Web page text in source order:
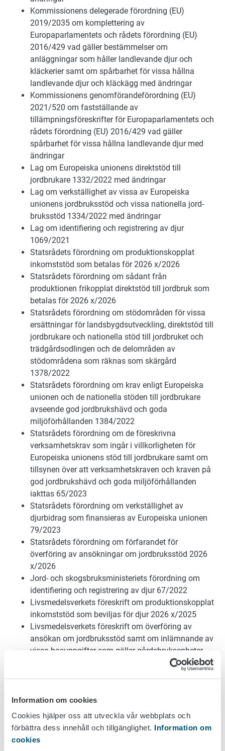
Information om cookies
Cookies hjälper oss att utveckla vår webbplats och
förbättra dess innehåll och tillgänglighet. Information om
cookies
Kommissionens delegerade förordning (EU)
2019/2035 om komplettering av
Europaparlamentets och rådets förordning (EU)
2016/429 vad gäller bestämmelser om
anläggningar som håller landlevande djur och
kläckerier samt om spårbarhet för vissa hållna
landlevande djur och kläckägg med ändringar
Kommissionens genomförandeförordning (EU)
2021/520 om fastställande av
tillämpningsföreskrifter för Europaparlamentets och
rådets förordning (EU) 2016/429 vad gäller
spårbarhet för vissa hållna landlevande djur med
ändringar
Lag om Europeiska unionens direktstöd till
jordbrukare 1332/2022 med ändringar
Lag om verkställighet av vissa av Europeiska
unionens jordbruksstöd och vissa nationella jord-
bruksstöd 1334/2022 med ändringar
Lag om identifiering och registrering av djur
1069/2021
Statsrådets förordning om produktionskopplat
inkomststöd som betalas för 2026 x/2026
Statsrådets förordning om sådant från
produktionen frikopplat direktstöd till jordbruk som
betalas för 2026 x/2026
Statsrådets förordning om stödområden för vissa
ersättningar för landsbygdsutveckling, direktstöd till
jordbrukare och nationella stöd till jordbruket och
trädgårdsodlingen och de delområden av
stödområdena som räknas som skärgård
1378/2022
Statsrådets förordning om krav enligt Europeiska
unionen och de nationella stöden till jordbrukare
avseende god jordbrukshävd och goda
miljöförhållanden 1384/2022
Statsrådets förordning om de föreskrivna
verksamhetskrav som ingår i villkorligheten för
Europeiska unionens stöd till jordbrukare samt om
tillsynen över att verksamhetskraven och kraven på
god jordbrukshävd och goda miljöförhållanden
iakttas 65/2023
Statsrådets förordning om verkställighet av
djurbidrag som finansieras av Europeiska unionen
79/2023
Statsrådets förordning om förfarandet för
överföring av ansökningar om jordbruksstöd 2026
x/2026
Jord- och skogsbruksministeriets förordning om
identifiering och registrering av djur 67/2022
Livsmedelsverkets föreskrift om produktionskopplat
inkomststöd som beviljas för djur 2026 x/2025
Livsmedelsverkets föreskrift om överföring av
ansökan om jordbruksstöd samt om inlämnande av
vissa basuppgifter som gäller gårdsbruksenheter
Författning om stödregion AB och C
Europaparlamentets och rådets förordning (EU)
2016/429 överförbara djursjukdomar och om